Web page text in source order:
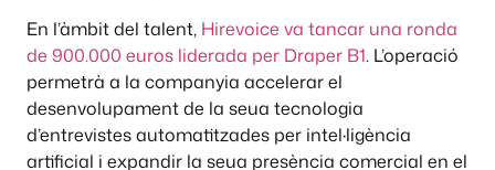
En l’àmbit del talent, Hirevoice va tancar una ronda
de 900.000 euros liderada per Draper B1. L’operació
permetrà a la companyia accelerar el
desenvolupament de la seua tecnologia
d’entrevistes automatitzades per intel·ligència
artificial i expandir la seua presència comercial en el